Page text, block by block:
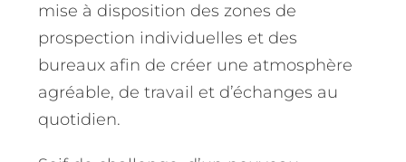
mise à disposition des zones de
prospection individuelles et des
bureaux afin de créer une atmosphère
agréable, de travail et d’échanges au
quotidien.